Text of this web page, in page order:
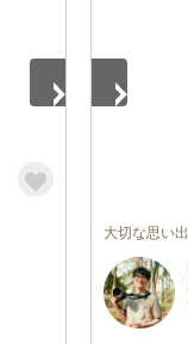
大切な思い